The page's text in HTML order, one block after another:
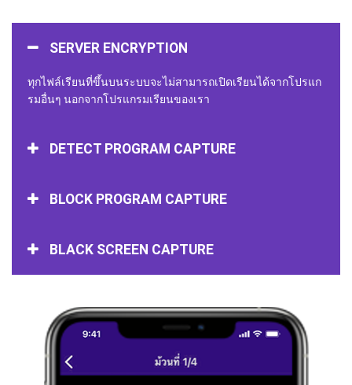
SERVER ENCRYPTION
ทุกไฟล์เรียนที่ขึ้นบนระบบจะไม่สามารถเปิดเรียนได้จากโปรแก
รมอื่นๆ นอกจากโปรแกรมเรียนของเรา
DETECT PROGRAM CAPTURE
BLOCK PROGRAM CAPTURE
BLACK SCREEN CAPTURE